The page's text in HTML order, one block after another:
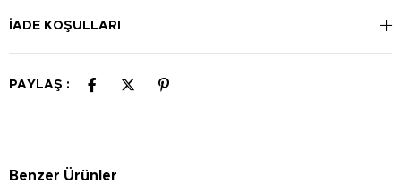
İADE KOŞULLARI
PAYLAŞ :
Benzer Ürünler